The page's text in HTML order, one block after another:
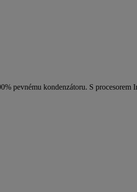
pevnému kondenzátoru. S procesorem